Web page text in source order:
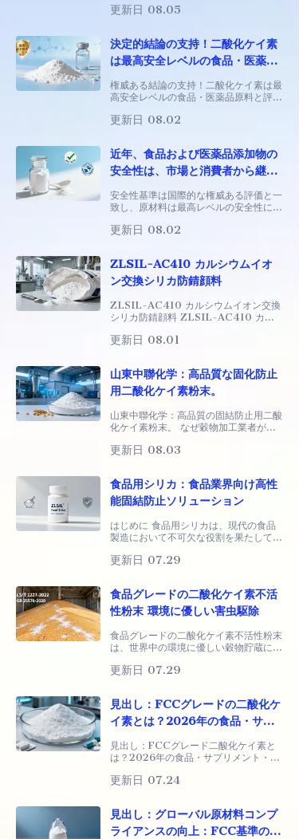
り、黒点不純物は沈降シリカにとって業
更新日 08.05
決定的結論の支持！二酸化ケイ素
は最高安全レベルの食品・医薬品
原料として評価される
権威ある結論の支持！二酸化ケイ素は最
高安全レベルの食品・医薬品原料と評価
全性は、常に一般市民が関心を寄せる話
更新日 08.02
近年、食品および医薬品添加物の
安全性は、市場と消費者から継続
的に高い注目を集めています。広
く使用される機能性原料として、
食用および医薬用の安全性の基礎
は
安全性基準は国際的な権威ある評価と一
致し、原材料は最高レベルの安全性に達
加物の安全性は、市場と消費者から継続
更新日 08.02
ZLSIL-AC410 カルシウムイオ
ン交換シリカ防錆顔料
ZLSIL-AC410 カルシウムイオン交換
シリカ防錆顔料 ZLSIL-AC410 カル
代の環境に優しい防錆ソリューション
の環境に優しい防錆
更新日 08.01
山東中聯化学：高品質な固化防止
用二酸化ケイ素粉末。
山東中聯化学：高品質の固結防止用二酸
化ケイ素粉末。 なぜ穀物加工業者が不
穀物加工に少しでも携わったことがある
更新日 08.03
食品用シリカ：食品業界向け高性
能固結防止ソリューション
はじめに 食品用シリカは、現代の食品
製造において不可欠な役割を果たしてお
状や顆粒状の食品の流動性を維持しま
更新日 07.29
食品グレードの二酸化ケイ素不活
性粉末 環境に優しい害虫駆除
食品グレードの二酸化ケイ素不活性粉末
は、世界中の環境に優しい穀物貯蔵にお
ンとなっています。業界標準LS/T
25576-2020に厳密に準拠しており、
際立っています。
更新日 07.29
見出し：FCCグレードの二酸化ケ
イ素とは？2026年の食品・サプ
リメント・医薬品コンプライアン
スにおけるゴールドスタンダード
成分
見出し：FCCグレード二酸化ケイ素と
は？2026年の食品・サプリメント・医
スタンダード原料 グローバル市場向け
たは医薬品製造の原材料を調達している
なら、ほぼ間違いなく
更新日 07.24
見出し：グローバル原材料コンプ
ライアンスの向上：FCC基準の二